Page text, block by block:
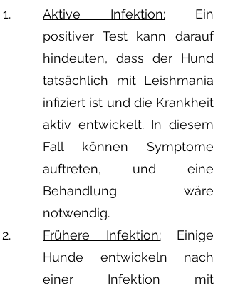
Aktive Infektion: Ein
positiver Test kann darauf
hindeuten, dass der Hund
tatsächlich mit Leishmania
infiziert ist und die Krankheit
aktiv entwickelt. In diesem
Fall können Symptome
auftreten, und eine
Behandlung wäre
notwendig.
Frühere Infektion:Einige
Hunde entwickeln nach
einer Infektion mit